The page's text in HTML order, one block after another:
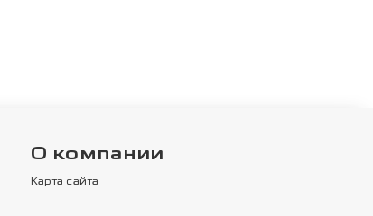
О компании
Карта сайта